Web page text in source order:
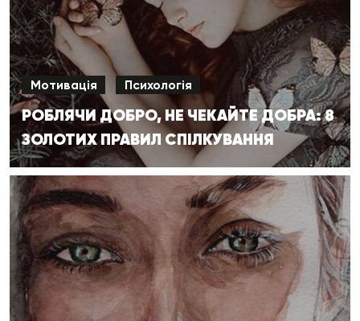
Мотивація Психологія
РОБЛЯЧИ ДОБРО, НЕ ЧЕКАЙТЕ ДОБРА: 8
ЗОЛОТИХ ПРАВИЛ СПІЛКУВАННЯ